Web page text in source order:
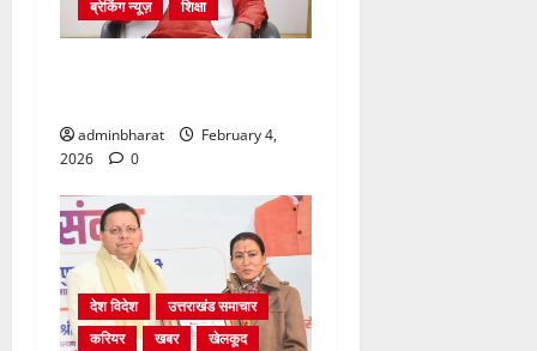
ब्रेकिंग न्यूज़ शिक्षा
adminbharat
February 4,
2026
0
देश विदेश
उत्तराखंड समाचार
करियर
खबर
खेलकूद